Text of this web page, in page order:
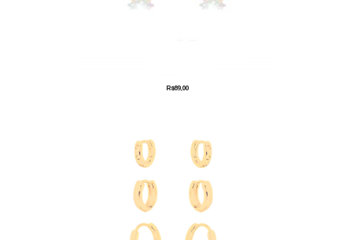
R$89,00